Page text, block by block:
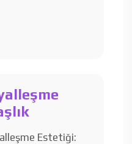
Estetiği: